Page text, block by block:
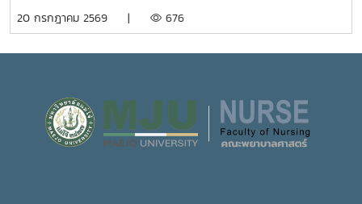
ระหว่างหน่วยงาน พัฒนาทักษะการคิดวิเคราะห์ การแก้ไขปัญหา
ตลอดจนการปรับตัวในรั้วมหาวิทยาลัย อันเป็นรากฐานสำคัญใน
การก้าวสู่การเป็นวิชาชีพพยาบาลที่มีคุณธรรมและจริยธรรมต่อไป
ดีของนักศึกษาอย่างรอบด้าน
ประธานในพิธี ณ อาคารแผ่พืชน์ มหาวิทยาลัยแม่โจ้ผู้เข้าร่วมพิธี
อีกทั้งยังเป็นการส่งเสริมการอนุรักษ์ศิลปวัฒนธรรมและปลูกฝัง
คุณธรรม จริยธรรม ตลอดจนสร้างความเป็นสิริมงคลแก่ชีวิต
คณะพยาบาลศาสตร์ มุ่งมั่น ส่งเสริมให้บุคลากรมีส่วนร่วมในการ
20 กรกฎาคม 2569 | 676